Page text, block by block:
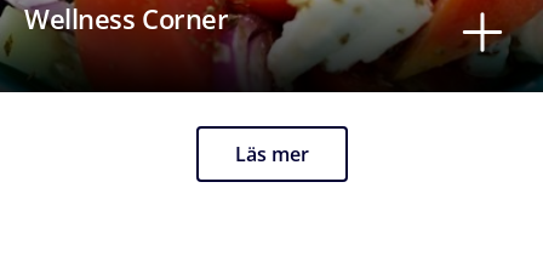
Wellness Corner
Läs mer